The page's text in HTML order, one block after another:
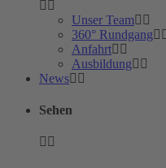
Unser Team
360° Rundgang
Anfahrt
Ausbildung
News
Sehen